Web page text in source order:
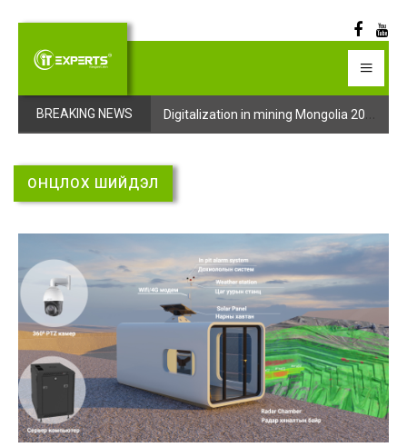
BREAKING NEWS
Digitalization in mining Mongolia 2025 арга хэмжээний бүртгэл эхэллээ Digitalization in mining Mongolia 2025 арга хэмжээний бүртгэл эхэллээ
ОНЦЛОХ ШИЙДЭЛ